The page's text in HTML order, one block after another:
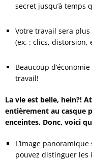
secret jusqu’à temps
Votre travail sera
(ex. : clics, distorsion,
Beaucoup
travail!
La vie est belle, hein?!
entièrement au casque
enceintes. Donc, voici
L’image
pouvez distinguer